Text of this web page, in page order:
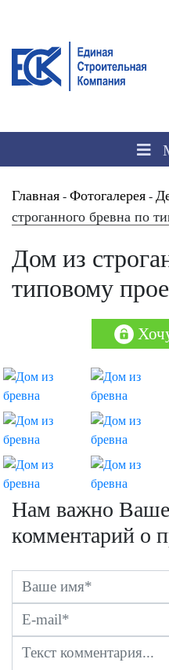
Главная - Фотогалерея -
строганного бревна по
Дом из
типовому
Нам важно Ваше
комментарий о